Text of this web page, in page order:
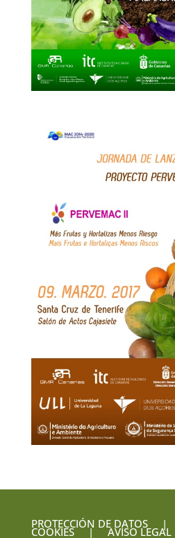
PROTECCIÓN DE DATOS|
COOKIES| AVISO LEGAL